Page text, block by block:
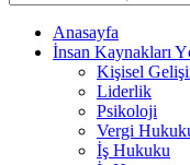
Anasayfa
İnsan Kaynakları
Kişisel
Liderlik
Psikoloji
Vergi
İş Hukuku